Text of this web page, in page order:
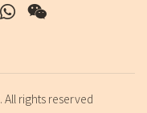
. All rights reserved